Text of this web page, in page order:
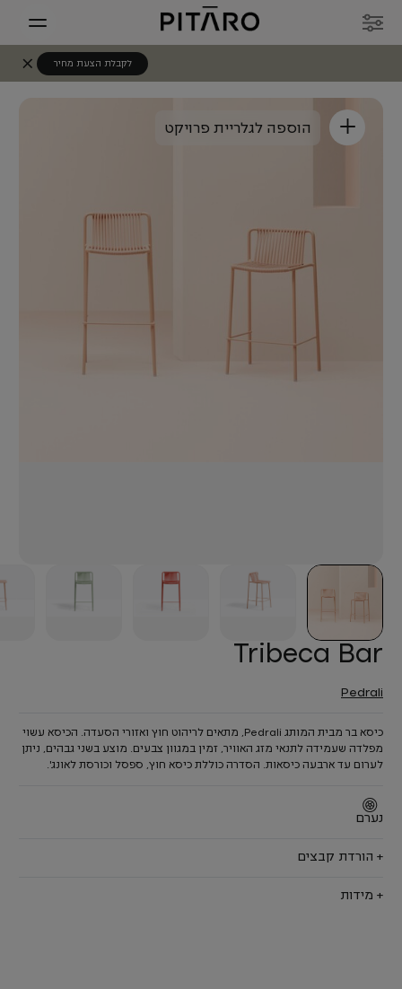
לקבלת הצעת מחיר
+ הוספה לגלריית פרויקט
Tribeca Bar
Pedrali
כיסא בר מבית המותג Pedrali, מתאים לריהוט חוץ ואזורי הסעדה. הכיסא עשוי
מפלדה שעמידה לתנאי מזג האוויר, זמין במגוון צבעים. מוצע בשני גבהים, ניתן
לערום עד ארבעה כיסאות. הסדרה כוללת כיסא חוץ, ספסל וכורסת לאונג'.
נערם
+ הורדת קבצים
+ מידות